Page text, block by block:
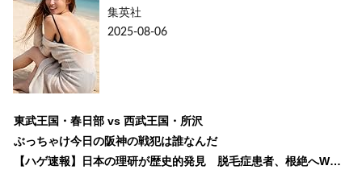
集英社
2025-08-06
東武王国・春日部 vs 西武王国・所沢
ぶっちゃけ今日の阪神の戦犯は誰なんだ
【ハゲ速報】日本の理研が歴史的発見 脱毛症患者、根絶へWWWWWWWWWWWWWWWWWWWWWWWWWWWWWWWWWWWW